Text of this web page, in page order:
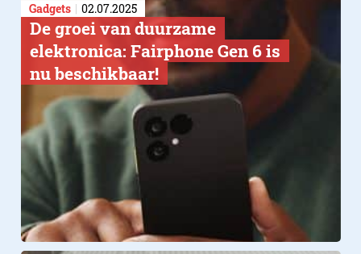
Gadgets 02.07.2025
De groei van duurzame
elektronica: Fairphone Gen 6 is
nu beschikbaar!